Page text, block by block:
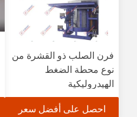
فرن الصلب ذو القشرة من
نوع محطة الضغط
الهيدروليكية
احصل على أفضل سعر